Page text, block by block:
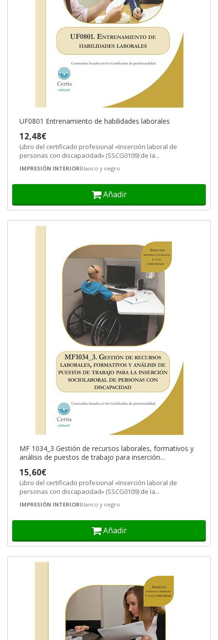
UF0801 Entrenamiento de habilidades laborales
12,48€
Libro del certificado profesional «Inserción laboral de
personas con discapacidad» (SSCG0109) de la...
IMPRESIÓN INTERIORBlanco y negro
Añadir
MF 1034_3 Gestión de recursos laborales, formativos y
análisis de puestos de trabajo para inserción
15,60€
Libro del certificado profesional «Inserción laboral de
personas con discapacidad» (SSCG0109) de la...
IMPRESIÓN INTERIORBlanco y negro
Añadir